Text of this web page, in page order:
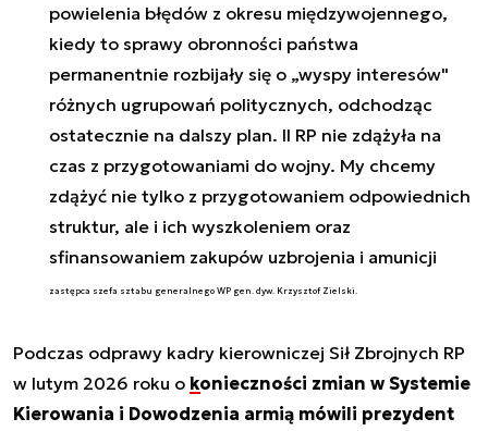
powielenia błędów z okresu międzywojennego,
kiedy to sprawy obronności państwa
permanentnie rozbijały się o „wyspy interesów"
różnych ugrupowań politycznych, odchodząc
ostatecznie na dalszy plan. II RP nie zdążyła na
czas z przygotowaniami do wojny. My chcemy
zdążyć nie tylko z przygotowaniem odpowiednich
struktur, ale i ich wyszkoleniem oraz
sfinansowaniem zakupów uzbrojenia i amunicji
zastępca szefa sztabu generalnego WP gen. dyw. Krzysztof Zielski.
Podczas odprawy kadry kierowniczej Sił Zbrojnych RP
w lutym 2026 roku o konieczności zmian w Systemie
Kierowania i Dowodzenia armią mówili prezydent